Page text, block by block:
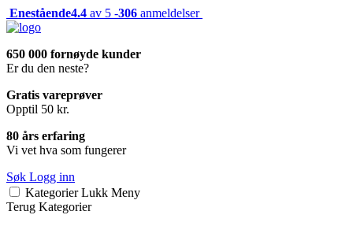
Enestående4.4 av 5 -306 anmeldelser
650 000 fornøyde kunder
Er du den neste?
Gratis vareprøver
Opptil 50 kr.
80 års erfaring
Vi vet hva som fungerer
Søk Logg inn
Kategorier Lukk Meny
Terug Kategorier